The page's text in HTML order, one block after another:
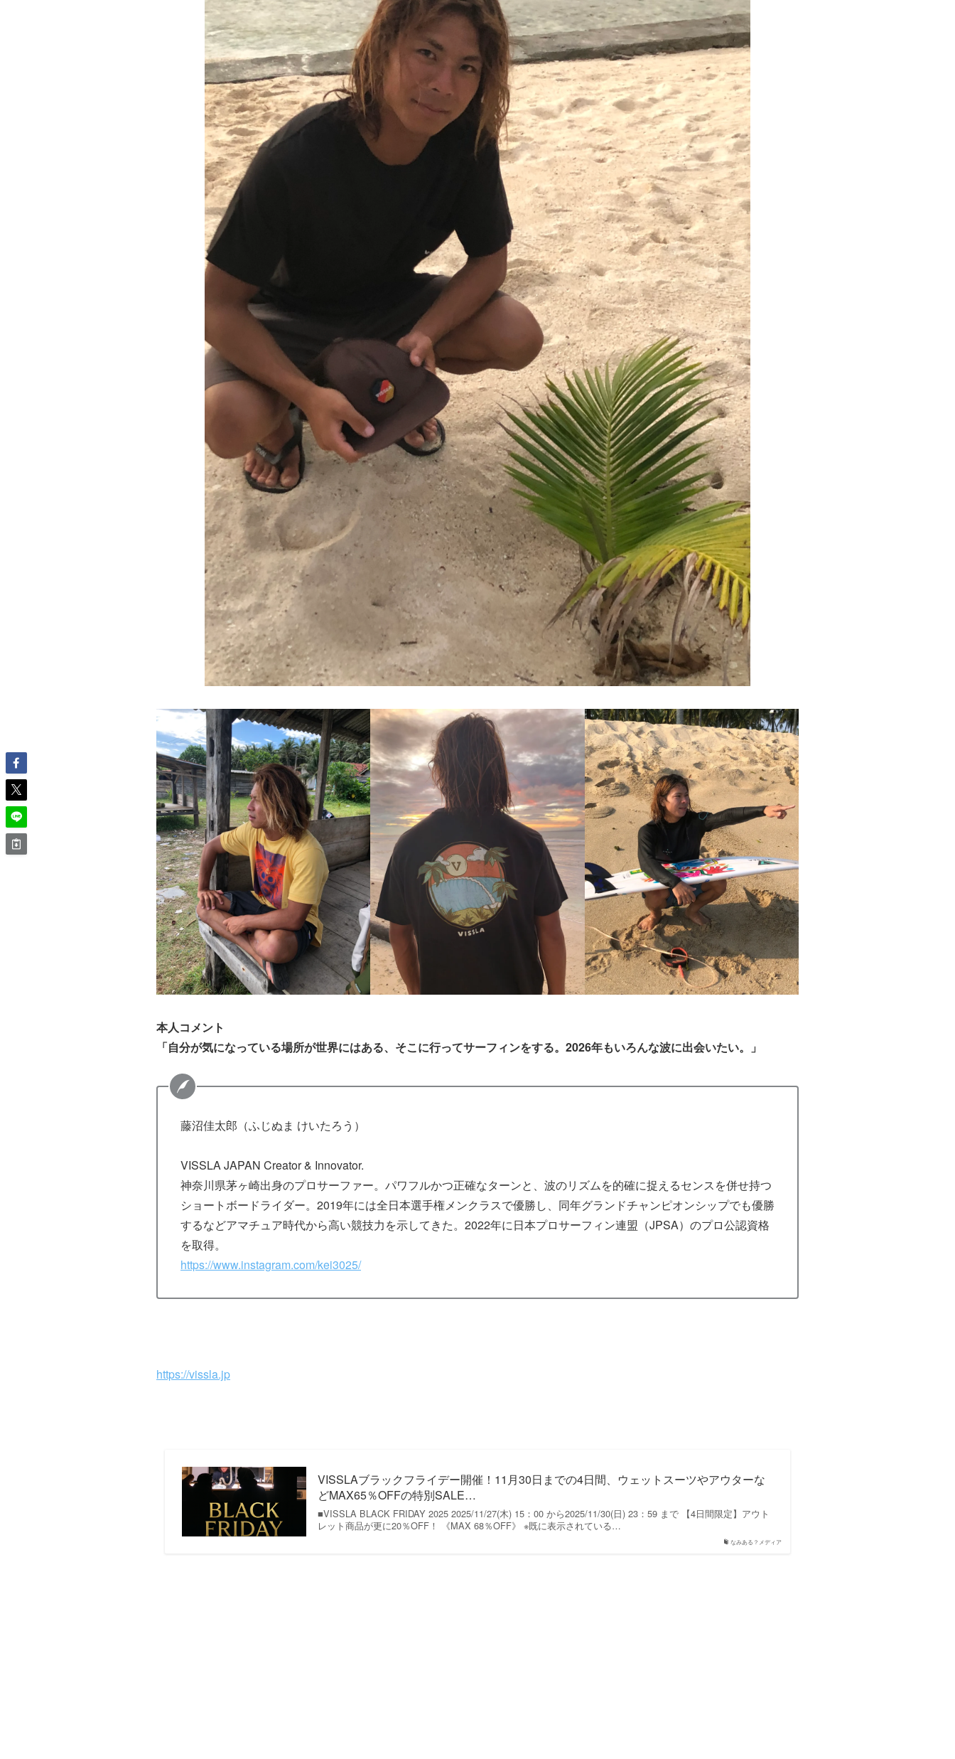
本人コメント
「自分が気になっている場所が世界にはある、そこに行ってサーフィンをする。2026年もいろんな波に出会いたい。」
藤沼佳太郎（ふじぬま けいたろう）
VISSLA JAPAN Creator & Innovator.
神奈川県茅ヶ崎出身のプロサーファー。パワフルかつ正確なターンと、波のリズムを的確に捉えるセンスを併せ持つ
ショートボードライダー。2019年には全日本選手権メンクラスで優勝し、同年グランドチャンピオンシップでも優勝
するなどアマチュア時代から高い競技力を示してきた。2022年に日本プロサーフィン連盟（JPSA）のプロ公認資格
を取得。
https://www.instagram.com/kei3025/
https://vissla.jp
なみある？メディア
VISSLAブラックフライデー開催！11月30日までの4日間、ウェットスーツやアウターな
どMAX65％OFFの特別SALE…
■VISSLA BLACK FRIDAY 2025 2025/11/27(木) 15：00 から2025/11/30(日) 23：59 まで 【4日間限定】アウト
レット商品が更に20％OFF！ 《MAX 68％OFF》 ※既に表示されている…